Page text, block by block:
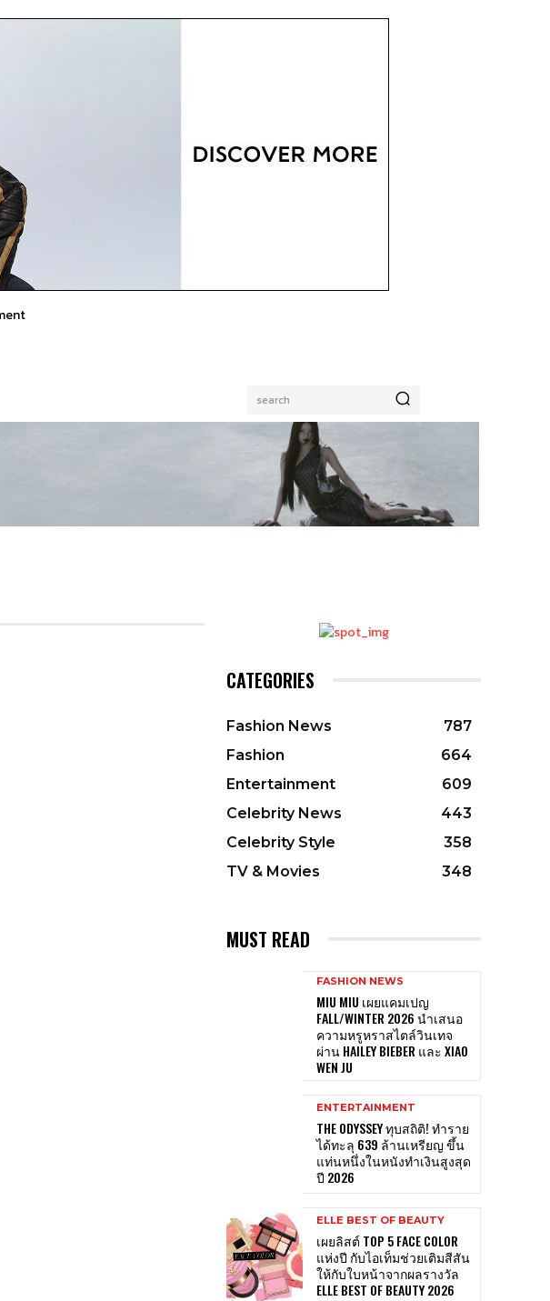
search
CATEGORIES
Fashion News
787
Fashion
664
Entertainment
609
Celebrity News
443
Celebrity Style
358
TV & Movies
348
MUST READ
FASHION NEWS
MIU MIU เผยแคมเปญ
FALL/WINTER 2026 นำเสนอ
ความหรูหราสไตล์วินเทจ
ผ่าน HAILEY BIEBER และ XIAO
WEN JU
ENTERTAINMENT
THE ODYSSEY ทุบสถิติ! ทำราย
ได้ทะลุ 639 ล้านเหรียญ ขึ้น
แท่นหนึ่งในหนังทำเงินสูงสุด
ปี 2026
ELLE BEST OF BEAUTY
เผยลิสต์ TOP 5 FACE COLOR
แห่งปี กับไอเท็มช่วยเติมสีสัน
ให้กับใบหน้าจากผลรางวัล
ELLE BEST OF BEAUTY 2026